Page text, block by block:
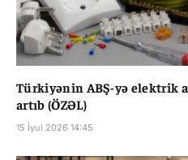
Türkiyənin ABŞ-yə elektrik
artıb (ÖZƏL)
15 İyul 2026 14:45